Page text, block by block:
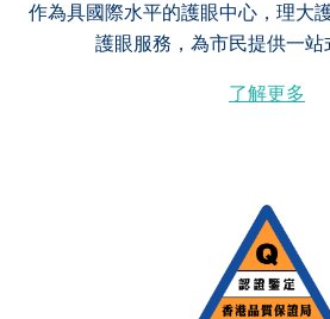
作為具國際水平的護眼中心，理大
護眼服務，為市民提供一站
了解更多